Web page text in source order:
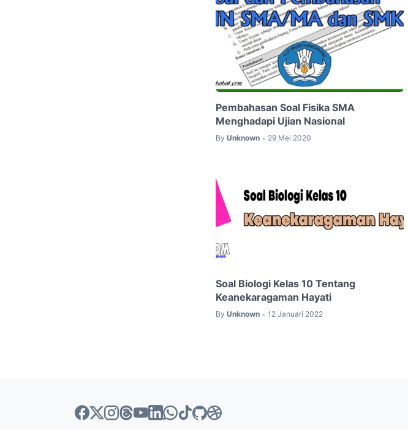
Pembahasan Soal Fisika SMA
Menghadapi Ujian Nasional
By Unknown • 29 Mei 2020
Soal Biologi Kelas 10 Tentang
Keanekaragaman Hayati
By Unknown • 12 Januari 2022